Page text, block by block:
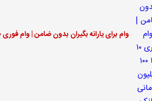
وام برای یارانه بگیران بدون ضامن | وام فوری ۱۰ تا ۱۰۰ میلیون تومانی بانک رفاه